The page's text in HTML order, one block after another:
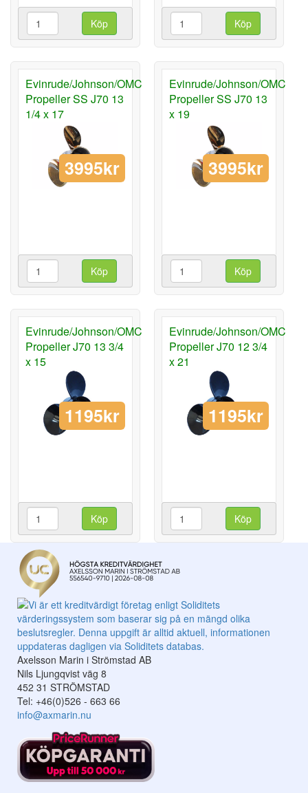
Köp Köp
Evinrude/Johnson/OMC
Propeller SS J70 13
1/4 x 17
3995kr
Köp
Evinrude/Johnson/OMC
Propeller SS J70 13
x 19
3995kr
Köp
Evinrude/Johnson/OMC
Propeller J70 13 3/4
x 15
1195kr
Köp
Evinrude/Johnson/OMC
Propeller J70 12 3/4
x 21
1195kr
Köp
Axelsson Marin i Strömstad AB
Nils Ljungqvist väg 8
452 31 STRÖMSTAD
Tel: +46(0)526 - 663 66
info@axmarin.nu